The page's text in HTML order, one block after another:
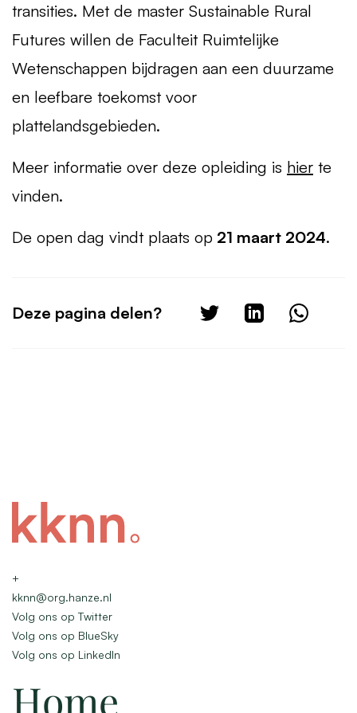
transities. Met de master Sustainable Rural
Futures willen de Faculteit Ruimtelijke
Wetenschappen bijdragen aan een duurzame
en leefbare toekomst voor
plattelandsgebieden.
Meer informatie over deze opleiding is hier te
vinden.
De open dag vindt plaats op 21 maart 2024.
Deze pagina delen?
+
kknn@org.hanze.nl
Volg ons op Twitter
Volg ons op BlueSky
Volg ons op LinkedIn
Home